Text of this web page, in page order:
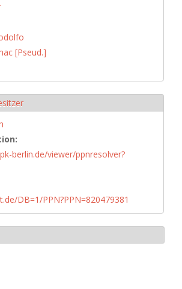
[Pseud.]
berlin.de/viewer/ppnresolver?
DB=1/PPN?PPN=820479381